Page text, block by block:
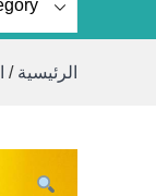
الرئيسية /